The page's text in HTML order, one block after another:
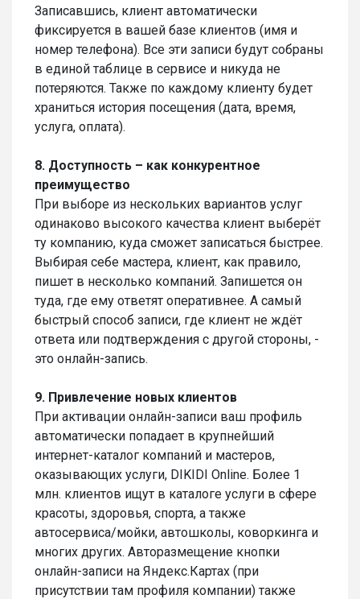
Записавшись, клиент автоматически
фиксируется в вашей базе клиентов (имя и
номер телефона). Все эти записи будут собраны
в единой таблице в сервисе и никуда не
потеряются. Также по каждому клиенту будет
храниться история посещения (дата, время,
услуга, оплата).
8. Доступность – как конкурентное
преимущество
При выборе из нескольких вариантов услуг
одинаково высокого качества клиент выберёт
ту компанию, куда сможет записаться быстрее.
Выбирая себе мастера, клиент, как правило,
пишет в несколько компаний. Запишется он
туда, где ему ответят оперативнее. А самый
быстрый способ записи, где клиент не ждёт
ответа или подтверждения с другой стороны, -
это онлайн-запись.
9. Привлечение новых клиентов
При активации онлайн-записи ваш профиль
автоматически попадает в крупнейший
интернет-каталог компаний и мастеров,
оказывающих услуги, DIKIDI Online. Более 1
млн. клиентов ищут в каталоге услуги в сфере
красоты, здоровья, спорта, а также
автосервиса/мойки, автошколы, коворкинга и
многих других. Авторазмещение кнопки
онлайн-записи на Яндекс.Картах (при
присутствии там профиля компании) также